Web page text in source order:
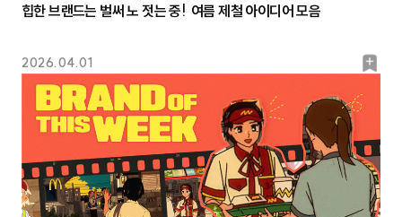
2026.04.01
북
마
크
힙한 브랜드는 벌써 노 젓는 중! 여름 제철 아이디어 모음